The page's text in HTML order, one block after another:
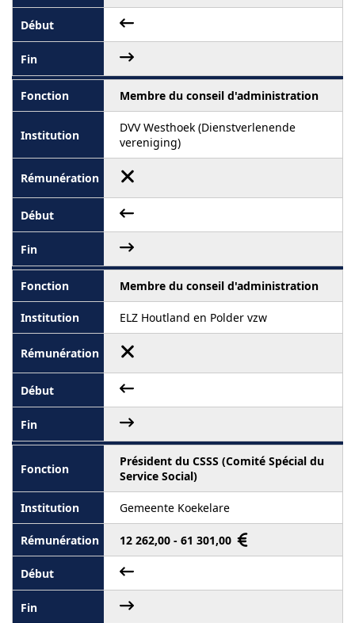
Membre du conseil d'administration
DVV Westhoek (Dienstverlenende
vereniging)
Membre du conseil d'administration
ELZ Houtland en Polder vzw
Président du CSSS (Comité Spécial du
Service Social)
Gemeente Koekelare
12 262,00 - 61 301,00